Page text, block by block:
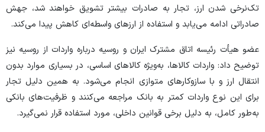
تک‌نرخی شدن ارز، تجار به صادرات بیشتر تشویق خواهند شد، جهش
صادراتی ادامه می‌یابد و استفاده از ارز‌های واسطه‌ای کاهش پیدا می‌کند.
عضو هیأت رئیسه اتاق مشترک ایران و روسیه درباره واردات از روسیه نیز
توضیح داد: واردات کالاها، به‌ویژه کالا‌های اساسی، در بسیاری موارد بدون
انتقال ارز و با سازوکار‌های متوازی انجام می‌شود. به همین دلیل تجار
برای این نوع واردات کمتر به بانک مراجعه می‌کنند و ظرفیت‌های بانکی
به‌طور کامل، به دلیل برخی قوانین داخلی، مورد استفاده قرار نمی‌گیرد.